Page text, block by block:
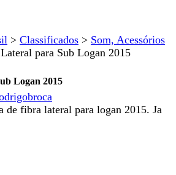
> Classificados > Som, Acessórios
para Sub Logan 2015
Logan 2015
de fibra lateral para logan 2015. Ja